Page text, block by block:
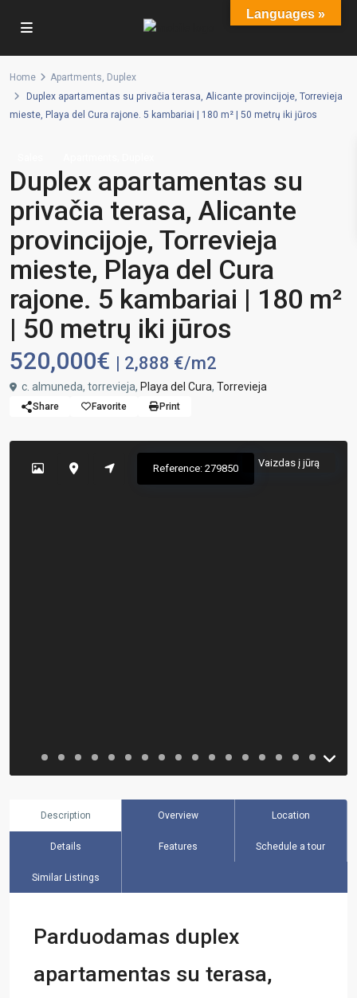
Home Apartments, Duplex
Duplex apartamentas su privačia terasa, Alicante provincijoje, Torrevieja
mieste, Playa del Cura rajone. 5 kambariai | 180 m² | 50 metrų iki jūros
Duplex apartamentas su
privačia terasa, Alicante
provincijoje, Torrevieja
mieste, Playa del Cura
rajone. 5 kambariai | 180 m²
| 50 metrų iki jūros
520,000€ | 2,888 €/m2
c. almuneda, torrevieja, Playa del Cura, Torrevieja
Share Favorite Print
Vaizdas į jūrą
Reference: 279850
Description Overview Location
Details Features Schedule a tour
Similar Listings
Parduodamas duplex
apartamentas su terasa,
Languages »